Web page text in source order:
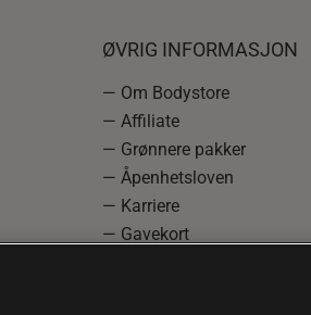
ØVRIG INFORMASJON
— Om Bodystore
— Affiliate
— Grønnere pakker
— Åpenhetsloven
— Karriere
— Gavekort